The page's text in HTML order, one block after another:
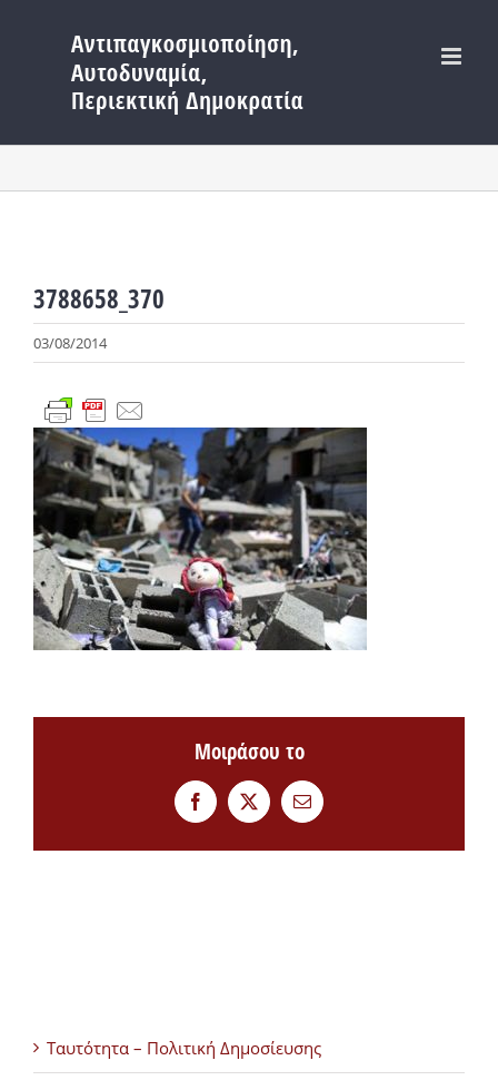
περιεχόμενο
3788658_370
03/08/2014
Μοιράσου το
FacebookTwitterEmail
Ταυτότητα – Πολιτική Δημοσίευσης